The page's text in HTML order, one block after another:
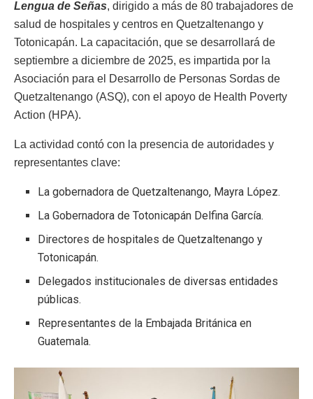
Lengua de Señas, dirigido a más de 80 trabajadores de
salud de hospitales y centros en Quetzaltenango y
Totonicapán. La capacitación, que se desarrollará de
septiembre a diciembre de 2025, es impartida por la
Asociación para el Desarrollo de Personas Sordas de
Quetzaltenango (ASQ), con el apoyo de Health Poverty
Action (HPA).
La actividad contó con la presencia de autoridades y
representantes clave:
La gobernadora de Quetzaltenango, Mayra López.
La Gobernadora de Totonicapán Delfina García.
Directores de hospitales de Quetzaltenango y
Totonicapán.
Delegados institucionales de diversas entidades
públicas.
Representantes de la Embajada Británica en
Guatemala.